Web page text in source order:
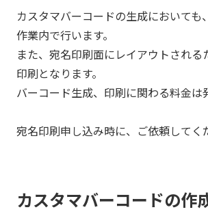
カスタマバーコードの生成においても
作業内で行います。
また、宛名印刷面にレイアウトされる
印刷となります。
バーコード生成、印刷に関わる料金は
宛名印刷申し込み時に、ご依頼してく
カスタマバーコードの作